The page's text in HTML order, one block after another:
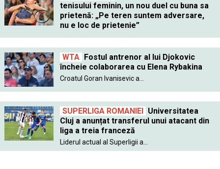
tenisului feminin, un nou duel cu buna sa
prietenă: „Pe teren suntem adversare,
nu e loc de prietenie”
WTA
Fostul antrenor al lui Djokovic
încheie colaborarea cu Elena Rybakina
Croatul Goran Ivanisevic a...
SUPERLIGA ROMANIEI
Universitatea
Cluj a anunțat transferul unui atacant din
liga a treia franceză
Liderul actual al Superligii a...